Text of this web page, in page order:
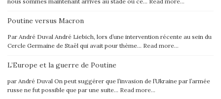
Poutine versus Macron
Par André Duval André Liebich, lors d’une intervention récente au sein du
Cercle Germaine de Staël qui avait pour thème… Read more…
L’Europe et la guerre de Poutine
par André Duval On peut suggérer que l’invasion de l’Ukraine par l’armée
russe ne fut possible que par une suite… Read more…